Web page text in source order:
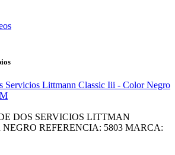
Servicios Littmann Classic Iii - Color Negro
DOS SERVICIOS LITTMAN
REFERENCIA: 5803 MARCA: